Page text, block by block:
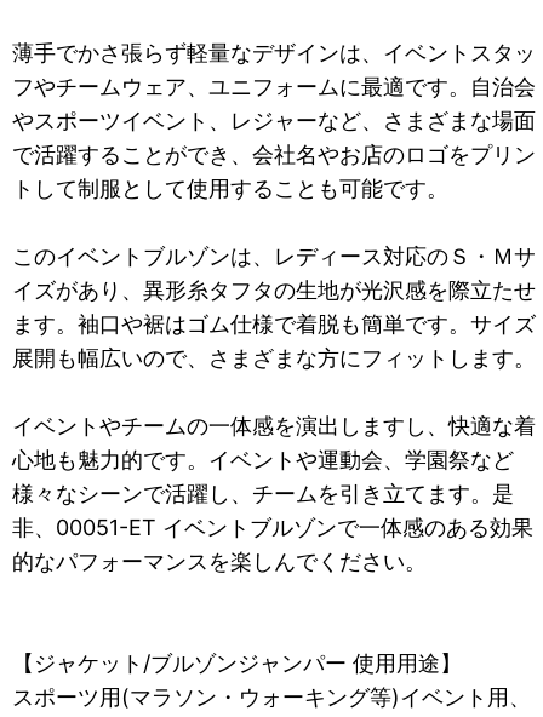
薄手でかさ張らず軽量なデザインは、イベントスタッ
フやチームウェア、ユニフォームに最適です。自治会
やスポーツイベント、レジャーなど、さまざまな場面
で活躍することができ、会社名やお店のロゴをプリン
トして制服として使用することも可能です。
このイベントブルゾンは、レディース対応のＳ・Ｍサ
イズがあり、異形糸タフタの生地が光沢感を際立たせ
ます。袖口や裾はゴム仕様で着脱も簡単です。サイズ
展開も幅広いので、さまざまな方にフィットします。
イベントやチームの一体感を演出しますし、快適な着
心地も魅力的です。イベントや運動会、学園祭など
様々なシーンで活躍し、チームを引き立てます。是
非、00051-ET イベントブルゾンで一体感のある効果
的なパフォーマンスを楽しんでください。
【ジャケット/ブルゾンジャンパー 使用用途】
スポーツ用(マラソン・ウォーキング等)イベント用、